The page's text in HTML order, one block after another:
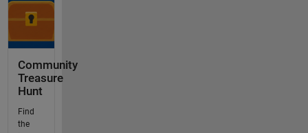
Community
Treasure
Hunt
Find
the